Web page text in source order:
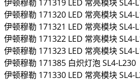
伊顿穆勒 171319 LED 常亮模块SL4-
伊顿穆勒 171320 LED 常亮模块SL4-
伊顿穆勒 171321 LED 常亮模块SL4-
伊顿穆勒 171322 LED 常亮模块SL4-
伊顿穆勒 171323 LED 常亮模块SL4-
伊顿穆勒 171385 白炽灯泡SL4-L230
伊顿穆勒 171330 LED 常亮模块SL4-